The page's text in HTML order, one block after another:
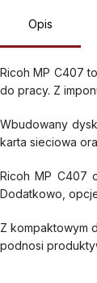
Opis
Ricoh MP C407
do pracy. Z
Wbudowany
karta sieciowa
Ricoh MP C407
Dodatkowo,
Z kompaktowym
podnosi